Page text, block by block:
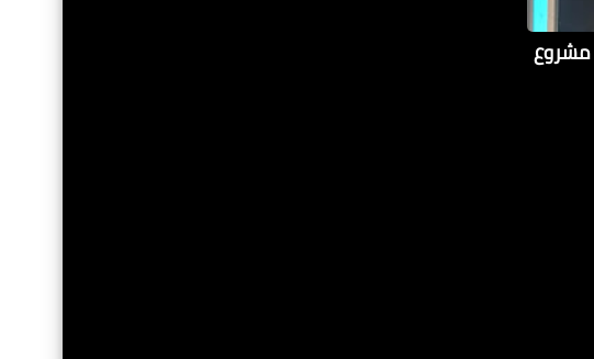
لائحة 38 تُجهض مشروع